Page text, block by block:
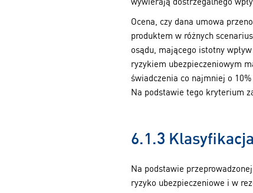
Ocena, czy dana umowa
produktem w różnych
osądu, mającego istotny
ryzykiem ubezpieczeniowym
świadczenia co najmniej o
Na podstawie tego kryterium
6.1.3
Na podstawie
ryzyko ubezpieczeniowe i w